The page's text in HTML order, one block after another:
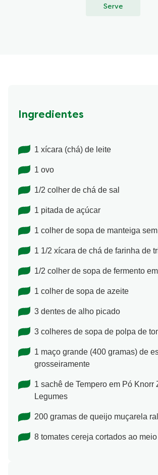
Serve
Ingredientes
1 xícara (chá) de leite
1 ovo
1/2 colher de chá de sal
1 pitada de açúcar
1 colher de sopa de manteiga
1 1/2 xícara de chá de farinha de
1/2 colher de sopa de fermento
1 colher de sopa de azeite
3 dentes de alho picado
3 colheres de sopa de polpa de
1 maço grande (400 gramas) de
grosseiramente
1 sachê de Tempero em Pó
Legumes
200 gramas de queijo muçarela
8 tomates cereja cortados ao